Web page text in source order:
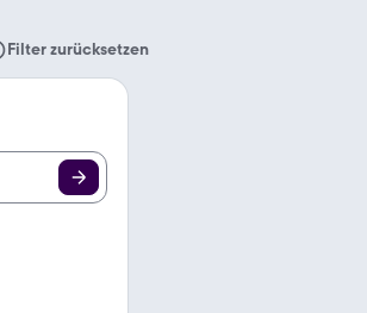
Filter zurücksetzen